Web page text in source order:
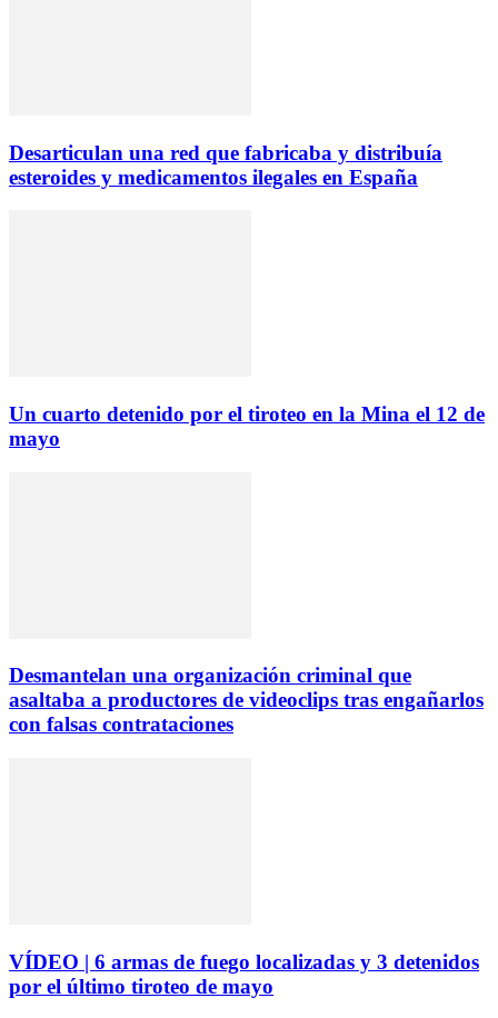
Desarticulan una red que fabricaba y distribuía
esteroides y medicamentos ilegales en España
Un cuarto detenido por el tiroteo en la Mina el 12 de
mayo
Desmantelan una organización criminal que
asaltaba a productores de videoclips tras engañarlos
con falsas contrataciones
VÍDEO | 6 armas de fuego localizadas y 3 detenidos
por el último tiroteo de mayo